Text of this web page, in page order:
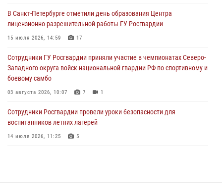
В Выборгском районе наряд Росгвардии обнаружил
разыскиваемый преступный автотранспорт
05 августа 2026, 12:25 2
Петербургские росгвардейцы обнаружили объявленный в розыск
автомобиль, ранее использовавшийся при совершении кражи в
Ленобласти
04 августа 2026, 14:05
В Санкт-Петербурге отметили день образования Центра
лицензионно-разрешительной работы ГУ Росгвардии
15 июля 2026, 14:59 17
Сотрудники ГУ Росгвардии приняли участие в чемпионатах Северо-
Западного округа войск национальной гвардии РФ по спортивному и
боевому самбо
03 августа 2026, 10:07 7 1
Сотрудники Росгвардии провели уроки безопасности для
воспитанников летних лагерей
14 июля 2026, 11:25 5